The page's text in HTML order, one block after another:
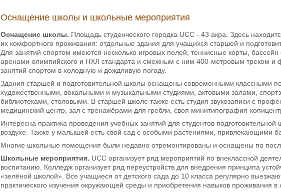
Оснащение школы и школьные мероприятия
Оснащение школы. Площадь студенческого городка UCC - 43 акра. Здесь
их комфортного проживания: отдельные здания для учащихся старшей и
Для занятий спортом имеются несколько игровых полей, теннисные корты,
аренами олимпийского и НХЛ стандарта и смежным с ним 400-метровым треком
занятий спортом в холодную и дождливую погоду.
Здания старшей и подготовительной школы оснащены современными классными
художественными, вокальными и музыкальными студиями, актовыми залами,
библиотеками, столовыми. В старшей школе также есть студия звукозаписи с
медицинский центр, зал с тренажёрами для гребли, своя минитипография-
Интересна практика проведения учебных занятий для студентов
воздухе. Также у малышей есть свой сад с особыми растениями, привлекающими
Многие школьные помещения были недавно отремонтированы и оснащены по
Школьные мероприятия. UCC организует ряд мероприятий по внеклассной
воспитанию. Колледж организует ряд переустройств для внедрения принципа
«зелёной школой». Все учащиеся от детского сада до 10 класса регулярно
практического изучения окружающей среды и приобретения навыков проживания в